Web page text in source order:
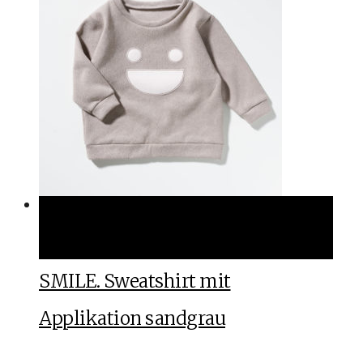
SMILE. Sweatshirt mit
Applikation sandgrau